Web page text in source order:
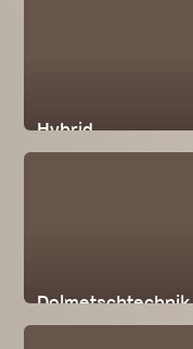
Hybrid
Dolmetschtechnik